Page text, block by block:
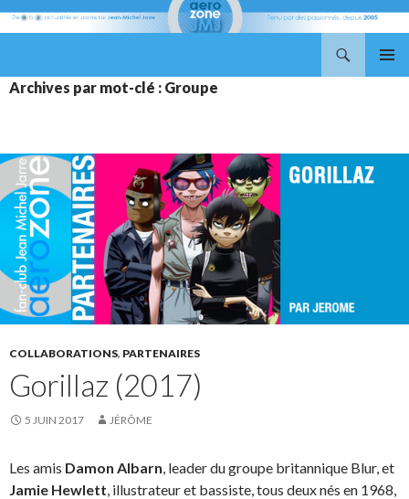
AU
Archives par mot-clé : Groupe
COLLABORATIONS, PARTENAIRES
Gorillaz (2017)
5 JUIN 2017 JÉRÔME
Les amis Damon Albarn, leader du groupe britannique Blur, et
Jamie Hewlett, illustrateur et bassiste, tous deux nés en 1968,